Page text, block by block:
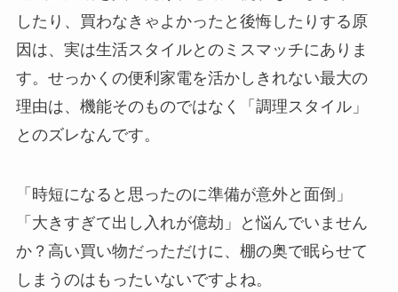
したり、買わなきゃよかったと後悔したりする原
因は、実は生活スタイルとのミスマッチにありま
す。せっかくの便利家電を活かしきれない最大の
理由は、機能そのものではなく「調理スタイル」
とのズレなんです。
「時短になると思ったのに準備が意外と面倒」
「大きすぎて出し入れが億劫」と悩んでいません
か？高い買い物だっただけに、棚の奥で眠らせて
しまうのはもったいないですよね。